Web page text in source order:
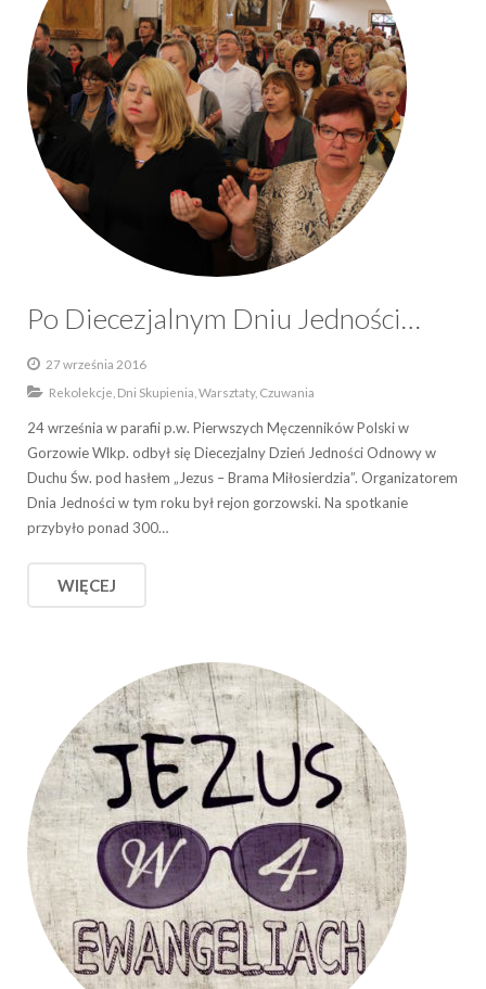
Po Diecezjalnym Dniu Jedności…
27 września 2016
Rekolekcje, Dni Skupienia, Warsztaty, Czuwania
24 września w parafii p.w. Pierwszych Męczenników Polski w
Gorzowie Wlkp. odbył się Diecezjalny Dzień Jedności Odnowy w
Duchu Św. pod hasłem „Jezus – Brama Miłosierdzia”. Organizatorem
Dnia Jedności w tym roku był rejon gorzowski. Na spotkanie
przybyło ponad 300…
WIĘCEJ